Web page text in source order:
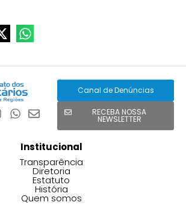
Canal de Denúncias
RECEBA NOSSA
NEWSLETTER
Institucional
Transparência
Diretoria
Estatuto
História
Quem somos